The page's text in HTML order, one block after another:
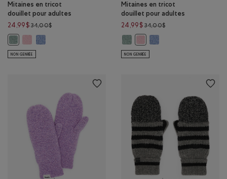
Mitaines en tricot
douillet pour adultes
24,99$ 34,00$Prix réduit de 34,00$ à 24,99$
Mitaines en tricot douillet pour adultes: MER TEMPÉTUEUSE Couleur
Mitaines en tricot douillet pour adultes: MÉLANGE BARBE À PAPA
Mitaines en tricot douillet pour adultes: PLUME BLEUE Couleur
NON GENRÉE
Mitaines en tricot
douillet pour adultes
24,99$ 34,00$Prix réduit de
Mitaines en tricot douillet pour
Mitaines en tricot douillet
Mitaines en tricot
NON GENRÉE